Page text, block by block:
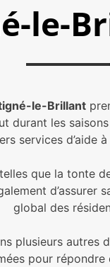
le-
le-Brillant
les
services
que la tonte
global des
plusieurs
pour